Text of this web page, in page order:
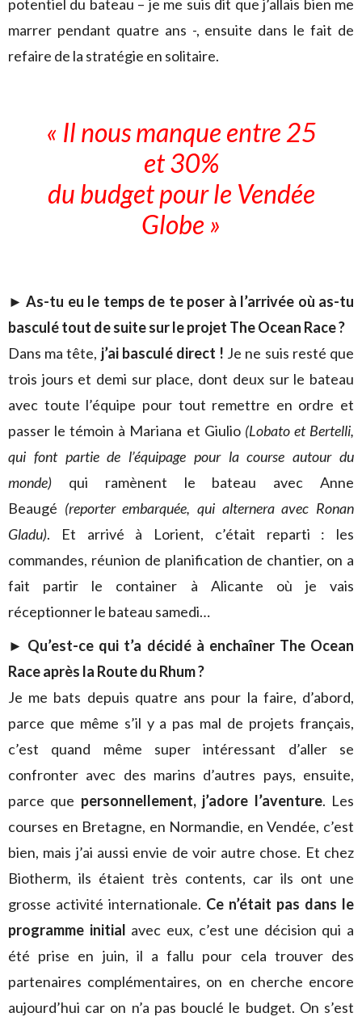
potentiel du bateau – je me suis dit que j’allais bien me
marrer pendant quatre ans -, ensuite dans le fait de
refaire de la stratégie en solitaire.
« Il nous manque entre 25
et 30%
du budget pour le Vendée
Globe »
►As-tu eu le temps de te poser à l’arrivée où as-tu
basculé tout de suite sur le projet The Ocean Race ?
Dans ma tête, j’ai basculé direct ! Je ne suis resté que
trois jours et demi sur place, dont deux sur le bateau
avec toute l’équipe pour tout remettre en ordre et
passer le témoin à Mariana et Giulio (Lobato et Bertelli,
qui font partie de l’équipage pour la course autour du
monde) qui ramènent le bateau avec Anne
Beaugé (reporter embarquée, qui alternera avec Ronan
Gladu). Et arrivé à Lorient, c’était reparti : les
commandes, réunion de planification de chantier, on a
fait partir le container à Alicante où je vais
réceptionner le bateau samedi…
► Qu’est-ce qui t’a décidé à enchaîner The Ocean
Race après la Route du Rhum ?
Je me bats depuis quatre ans pour la faire, d’abord,
parce que même s’il y a pas mal de projets français,
c’est quand même super intéressant d’aller se
confronter avec des marins d’autres pays, ensuite,
parce que personnellement, j’adore l’aventure. Les
courses en Bretagne, en Normandie, en Vendée, c’est
bien, mais j’ai aussi envie de voir autre chose. Et chez
Biotherm, ils étaient très contents, car ils ont une
grosse activité internationale. Ce n’était pas dans le
programme initial avec eux, c’est une décision qui a
été prise en juin, il a fallu pour cela trouver des
partenaires complémentaires, on en cherche encore
aujourd’hui car on n’a pas bouclé le budget. On s’est